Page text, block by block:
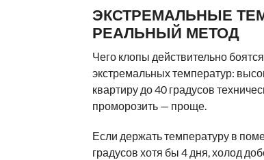
ЭКСТРЕМАЛЬНЫЕ
РЕАЛЬНЫЙ МЕТОД
Чего клопы действительно
экстремальных температур:
квартиру до 40 градусов
проморозить — проще.
Если держать температуру в
градусов хотя бы 4 дня, холод